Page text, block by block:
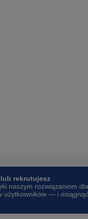
rekrutujesz
naszym rozwiązaniom dla
użytkowników — i osiągnąć